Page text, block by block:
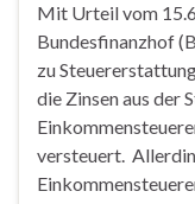
Mit Urteil vom
Bundesfinanzhof
zu
die Zinsen aus der
versteuert.